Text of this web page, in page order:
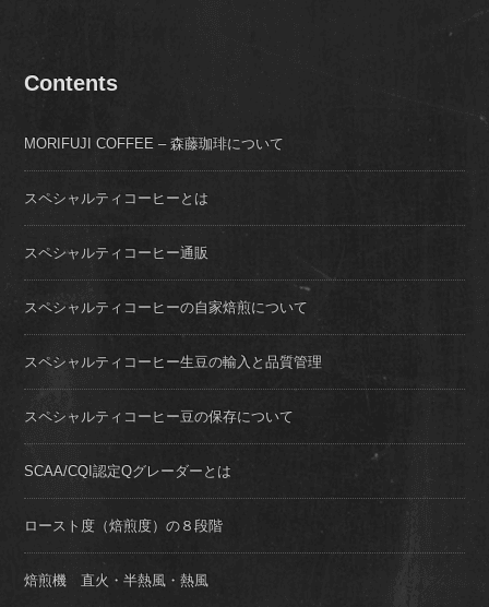
Contents
MORIFUJI COFFEE – 森藤珈琲について
スペシャルティコーヒーとは
スペシャルティコーヒー通販
スペシャルティコーヒーの自家焙煎について
スペシャルティコーヒー生豆の輸入と品質管理
スペシャルティコーヒー豆の保存について
SCAA/CQI認定Qグレーダーとは
ロースト度（焙煎度）の８段階
焙煎機 直火・半熱風・熱風